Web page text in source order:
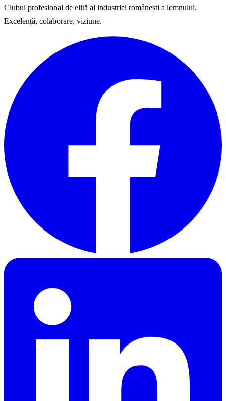
Clubul profesional de elită al industriei românești a lemnului.
Excelență, colaborare, viziune.